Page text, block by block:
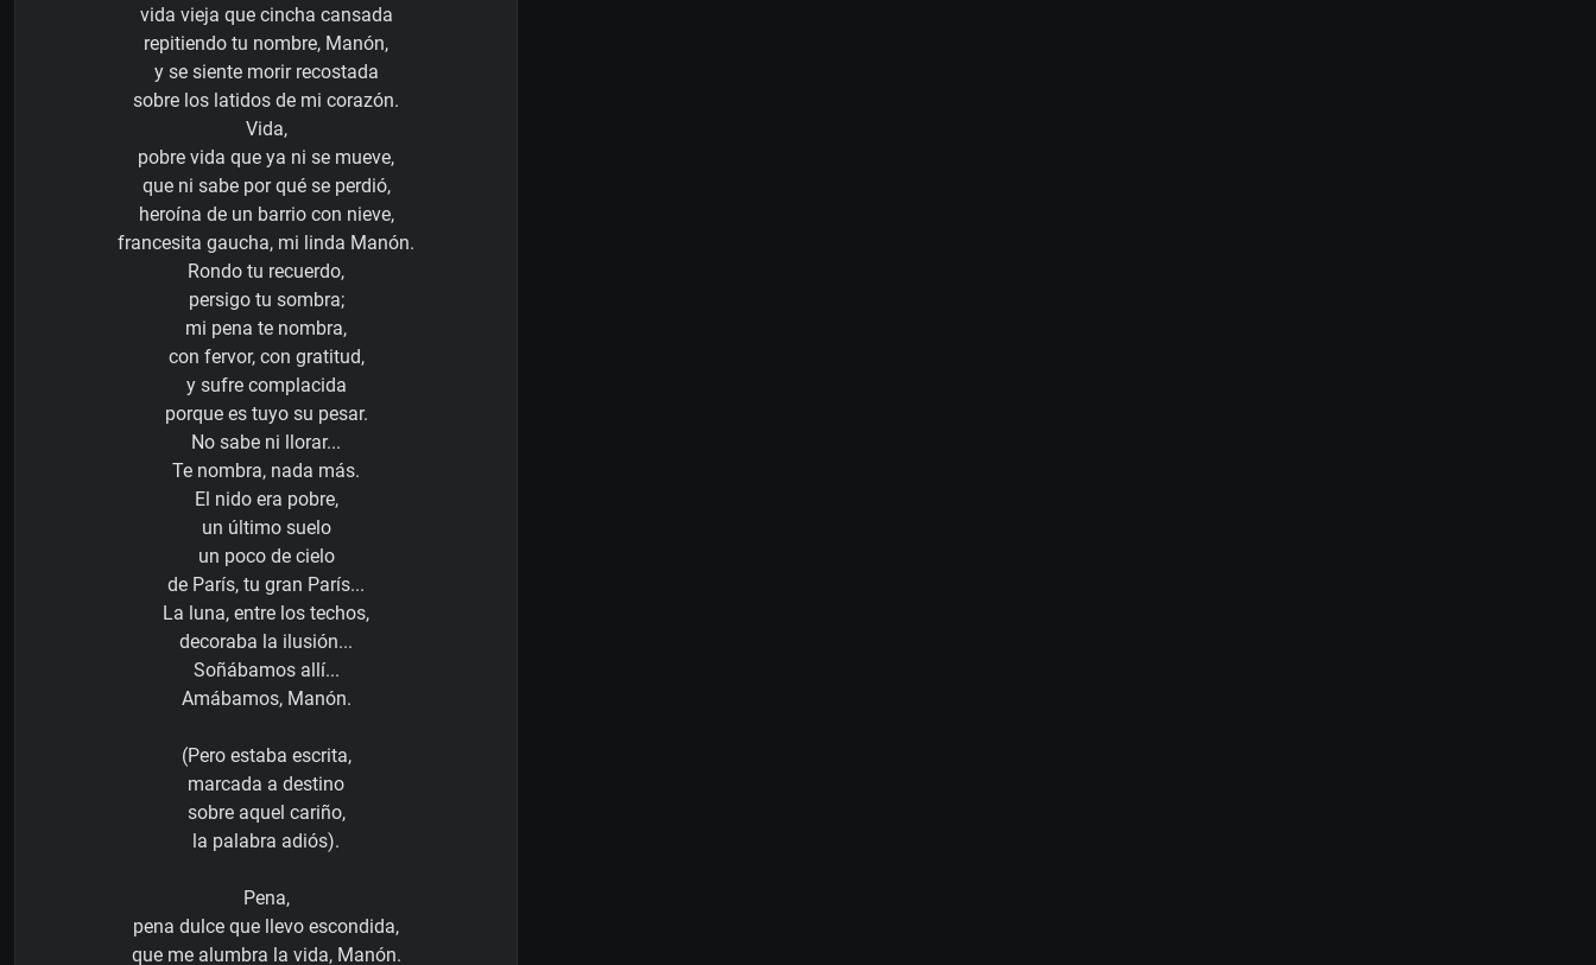
vida vieja que cincha cansada
repitiendo tu nombre, Manón,
y se siente morir recostada
sobre los latidos de mi corazón.
Vida,
pobre vida que ya ni se mueve,
que ni sabe por qué se perdió,
heroína de un barrio con nieve,
francesita gaucha, mi linda Manón.
Rondo tu recuerdo,
persigo tu sombra;
mi pena te nombra,
con fervor, con gratitud,
y sufre complacida
porque es tuyo su pesar.
No sabe ni llorar...
Te nombra, nada más.
El nido era pobre,
un último suelo
un poco de cielo
de París, tu gran París...
La luna, entre los techos,
decoraba la ilusión...
Soñábamos allí...
Amábamos, Manón.
(Pero estaba escrita,
marcada a destino
sobre aquel cariño,
la palabra adiós).
Pena,
pena dulce que llevo escondida,
que me alumbra la vida, Manón.